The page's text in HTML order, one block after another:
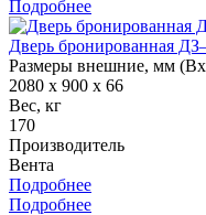
Подробнее
Дверь бронированная
Размеры внешние, мм
2080 x 900 x 66
Вес, кг
170
Производитель
Вента
Подробнее
Подробнее